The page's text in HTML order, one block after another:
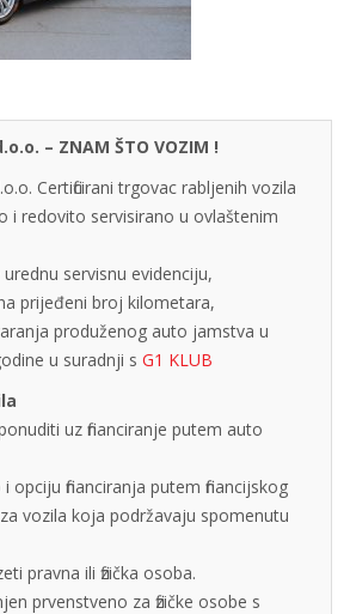
– ZNAM ŠTO VOZIM !
Certificirani trgovac rabljenih vozila
i redovito servisirano u ovlaštenim
servisnu evidenciju,
prijeđeni broj kilometara,
produženog auto jamstva u
u suradnji s G1 KLUB
uz financiranje putem auto
opciju financiranja putem financijskog
vozila koja podržavaju spomenutu
pravna ili fizička osoba.
prvenstveno za fizičke osobe s